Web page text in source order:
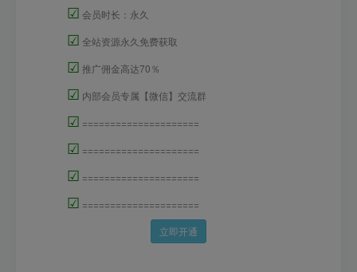
☑ 会员时长：永久
☑ 全站资源永久免费获取
☑ 推广佣金高达70％
☑ 内部会员专属【微信】交流群
☑ =====================
☑ =====================
☑ =====================
☑ =====================
立即开通